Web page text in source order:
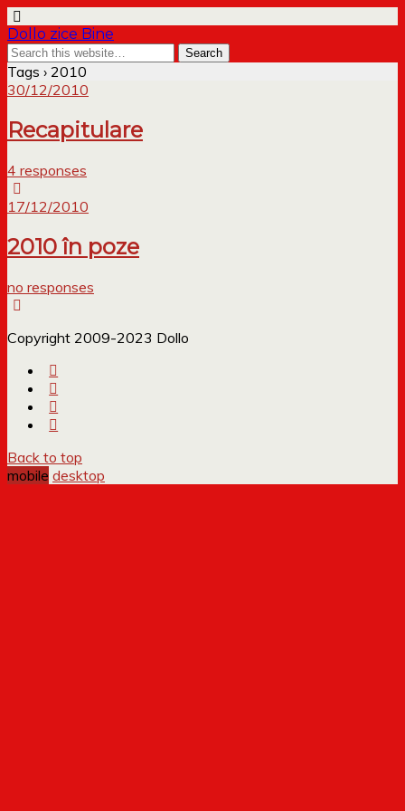
Dollo zice Bine
Tags › 2010
30/12/2010
Recapitulare
4 responses
17/12/2010
2010 în poze
no responses
Copyright 2009-2023 Dollo
Back to top
mobile desktop